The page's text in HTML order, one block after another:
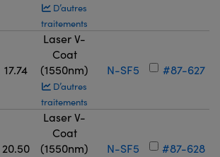
D’autres
traitements
17.74
Laser V-
Coat
(1550nm)
D’autres
traitements
N-SF5 #87-627
20.50
Laser V-
Coat
(1550nm)
N-SF5 #87-628